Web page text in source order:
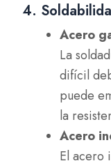
4.
Acero
La
difícil
puede
la
Acero
El acero